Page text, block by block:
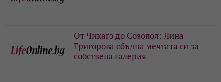
От Чикаго до Созопол: Лина
Григорова сбъдна мечтата си за
собствена галерия